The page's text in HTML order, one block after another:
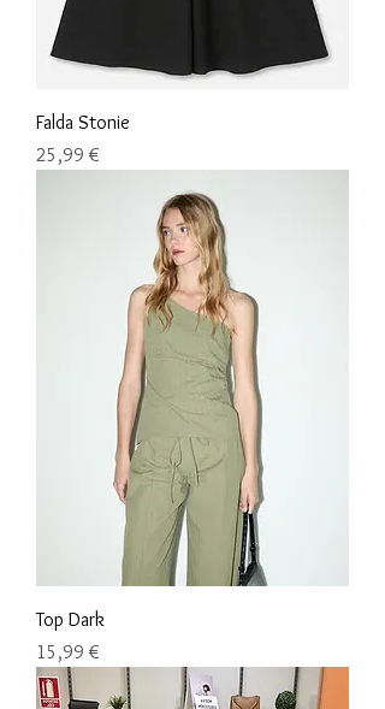
Falda Stonie
Precio
25,99 €
Top Dark
Precio
15,99 €